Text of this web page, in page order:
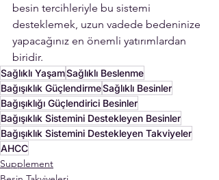
besin tercihleriyle bu sistemi
desteklemek, uzun vadede bedeninize
yapacağınız en önemli yatırımlardan
biridir.
Sağlıklı YaşamSağlıklı Beslenme
Bağışıklık GüçlendirmeSağlıklı Besinler
Bağışıklığı Güçlendirici Besinler
Bağışıklık Sistemini Destekleyen Besinler
Bağışıklık Sistemini Destekleyen Takviyeler
AHCC
Supplement